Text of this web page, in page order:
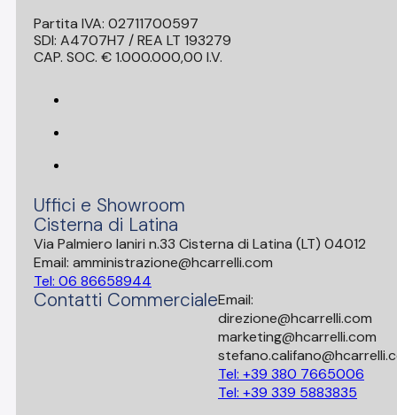
Partita IVA: 02711700597
SDI: A4707H7 / REA LT 193279
CAP. SOC. € 1.000.000,00 I.V.
Uffici e Showroom
Cisterna di Latina
Via Palmiero Ianiri n.33 Cisterna di Latina (LT) 04012
Email: amministrazione@hcarrelli.com
Tel: 06 86658944
Contatti CommercialeEmail:
direzione@hcarrelli.com
marketing@hcarrelli.com
Tel: +39 380 7665006
Tel: +39 339 5883835